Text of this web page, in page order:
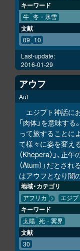
キーワード
牛 冬・氷雪
文献
09 10
Last-update:
2016-01-29
アウフ
Auf
エジプト神話に
「肉体」を意味する
って旅することに
て様々に姿を変え
（Khepera）」、正
（Atum）」だとさ
はアウフとなり闇
地域・カテゴリ
アフリカ エジプ
キーワード
太陽 死・冥界
文献
30